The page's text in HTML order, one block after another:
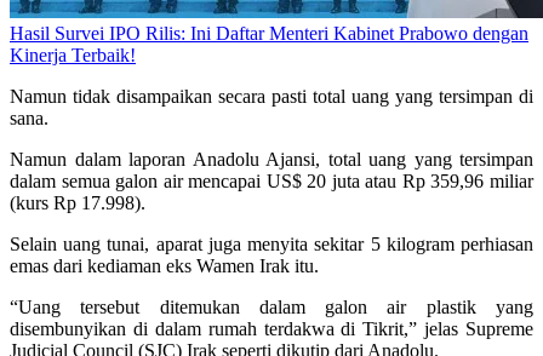
Hasil Survei IPO Rilis: Ini Daftar Menteri Kabinet Prabowo dengan
Kinerja Terbaik!
Namun tidak disampaikan secara pasti total uang yang tersimpan di
sana.
Namun dalam laporan Anadolu Ajansi, total uang yang tersimpan
dalam semua galon air mencapai US$ 20 juta atau Rp 359,96 miliar
(kurs Rp 17.998).
Selain uang tunai, aparat juga menyita sekitar 5 kilogram perhiasan
emas dari kediaman eks Wamen Irak itu.
“Uang tersebut ditemukan dalam galon air plastik yang
disembunyikan di dalam rumah terdakwa di Tikrit,” jelas Supreme
Judicial Council (SJC) Irak seperti dikutip dari Anadolu.